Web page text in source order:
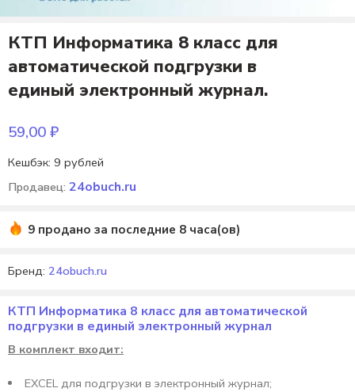
КТП Информатика 8 класс для
автоматической подгрузки в
единый электронный журнал.
59,00₽
Кешбэк: 9 рублей
Продавец: 24obuch.ru
9 продано за последние 8 часа(ов)
Бренд: 24obuch.ru
КТП Информатика 8 класс для автоматической
подгрузки в единый электронный журнал
В комплект входит:
EXCEL для подгрузки в электронный журнал;